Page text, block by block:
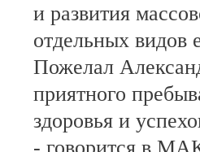
и развития
отдельных видов
Пожелал
приятного
здоровья и